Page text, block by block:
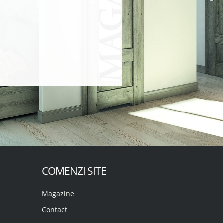
COMENZI SITE
Magazine
Contact